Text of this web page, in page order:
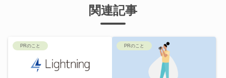
関連記事
PRのこと PRのこと